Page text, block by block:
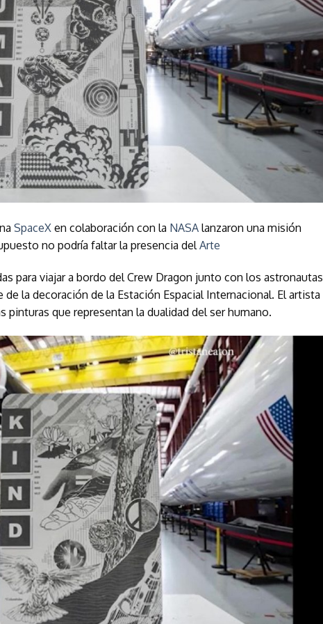
SpaceX en colaboración con la NASA lanzaron una misión
no podría faltar la presencia delArte
para viajar a bordo del Crew Dragon junto con los astronautas
de la decoración de la Estación Espacial Internacional. El artista
pinturas que representan la dualidad del ser humano.